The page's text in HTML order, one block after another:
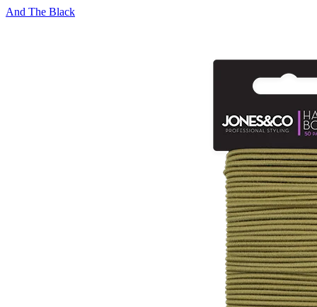
And The Black